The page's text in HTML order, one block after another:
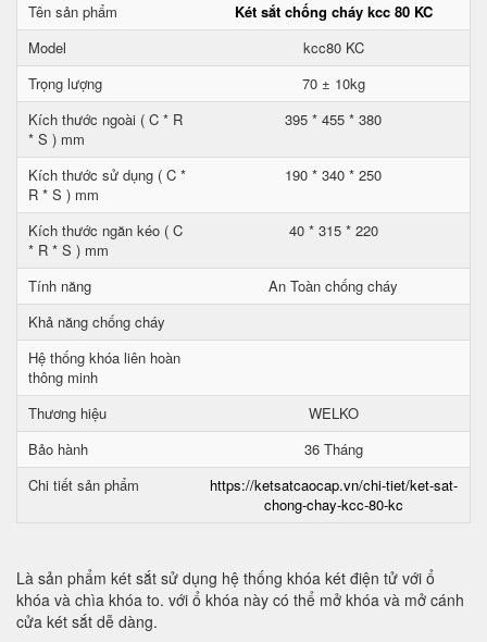
Tên sản phẩm
Két sắt chống cháy kcc 80 KC
Model
kcc80 KC
Trọng lượng
70 ± 10kg
Kích thước ngoài ( C * R
* S ) mm
395 * 455 * 380
Kích thước sử dụng ( C *
R * S ) mm
190 * 340 * 250
Kích thước ngăn kéo ( C
* R * S ) mm
40 * 315 * 220
Tính năng
An Toàn chống cháy
Khả năng chống cháy
Hệ thống khóa liên hoàn
thông minh
Thương hiệu
WELKO
Bảo hành
36 Tháng
Chi tiết sản phẩm
https://ketsatcaocap.vn/chi-tiet/ket-sat-
chong-chay-kcc-80-kc
Là sản phẩm két sắt sử dụng hệ thống khóa két điện tử với ổ
khóa và chìa khóa to. với ổ khóa này có thể mở khóa và mở cánh
cửa két sắt dễ dàng.